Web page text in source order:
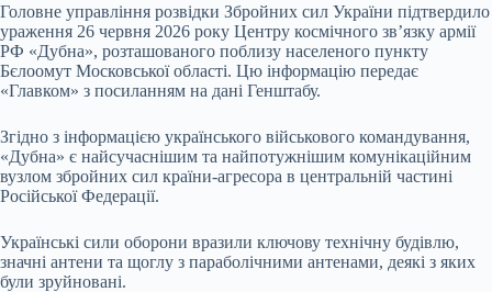
Головне управління розвідки Збройних сил України підтвердило
ураження 26 червня 2026 року Центру космічного зв’язку армії
РФ «Дубна», розташованого поблизу населеного пункту
Бєлоомут Московської області. Цю інформацію передає
«Главком» з посиланням на дані Генштабу.
Згідно з інформацією українського військового командування,
«Дубна» є найсучаснішим та найпотужнішим комунікаційним
вузлом збройних сил країни-агресора в центральній частині
Російської Федерації.
Українські сили оборони вразили ключову технічну будівлю,
значні антени та щоглу з параболічними антенами, деякі з яких
були зруйновані.